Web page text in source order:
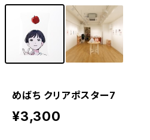
めばち クリアポスター7
¥3,300